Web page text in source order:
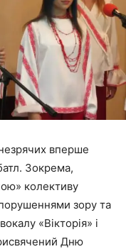
вперше
Зокрема,
колективу
зору та
«Вікторія» і
Дню